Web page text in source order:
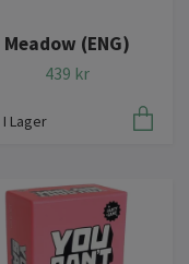
Meadow (ENG)
439 kr
I Lager